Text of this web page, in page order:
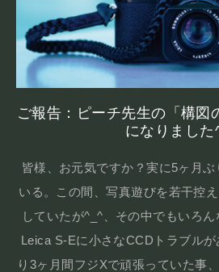
ご報告：ピーチ先生の「構図
になりました
皆様、お元気ですか？実に5ヶ月
いる。この間、写真遊びを若干控
していたが^_^、その中でもいろ
Leica S-Eに小さなCCDトラブル
り3ヶ月間フジXで頑張っていた事